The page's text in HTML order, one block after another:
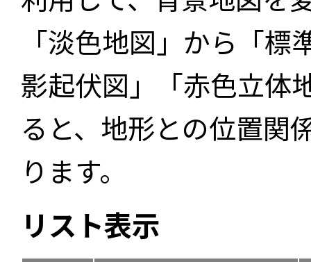
「淡色地図」から「
影起伏図」「赤色立体
ると、地形との位置関
ります。
リスト表示